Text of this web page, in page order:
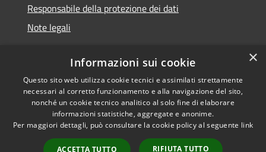
Responsabile della protezione dei dati
Note legali
RSS
Accessibilità
Cookie
Mappa del sito
© 2021 - 2026 Comune di
Chiavari -Area Riservata
×
Informazioni sui cookie
Questo sito web utilizza cookie tecnici e assimilati strettamente
necessari al corretto funzionamento e alla navigazione del sito,
nonché un cookie tecnico analitico al solo fine di elaborare
informazioni statistiche, aggregate e anonime.
Per maggiori dettagli, può consultare la cookie policy al seguente link
ACCETTA TUTTO RIFIUTA TUTTO